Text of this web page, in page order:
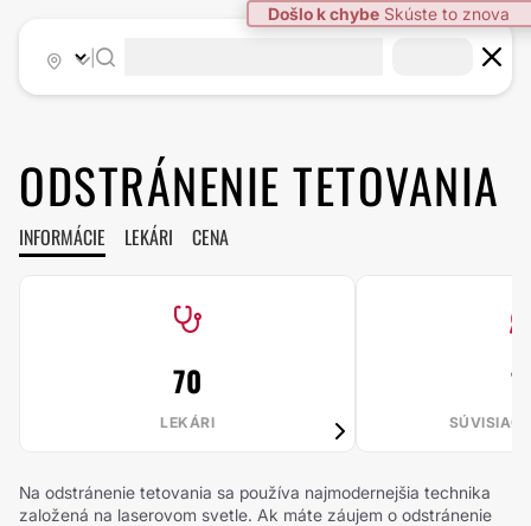
Došlo k chybe Skúste to znova
ODSTRÁNENIE TETOVANIA
INFORMÁCIE LEKÁRI CENA
70
LEKÁRI
Na odstránenie tetovania sa používa najmodernejšia technika
založená na laserovom svetle. Ak máte záujem o odstránenie